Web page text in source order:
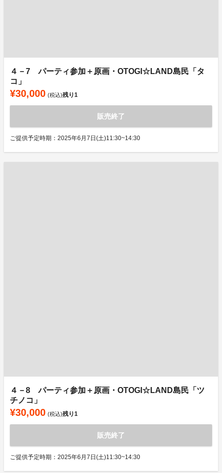
４－7 パーティ参加＋原画・OTOGI☆LAND島民「タ
コ」
¥30,000 (税込)残り1
販売終了
ご提供予定時期：2025年6月7日(土)11:30~14:30
４－8 パーティ参加＋原画・OTOGI☆LAND島民「ツ
チノコ」
¥30,000 (税込)残り1
販売終了
ご提供予定時期：2025年6月7日(土)11:30~14:30